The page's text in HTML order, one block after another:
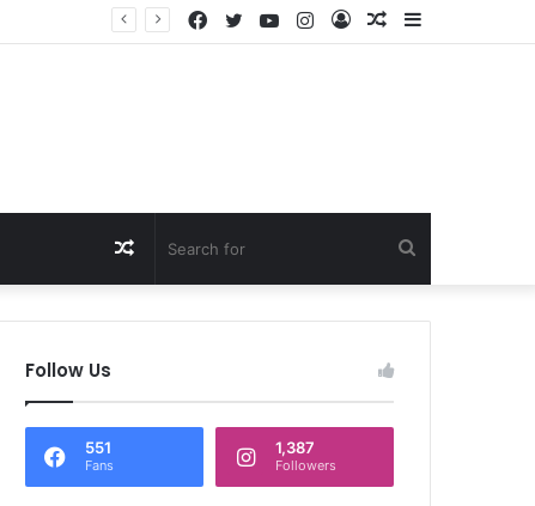
Sidebar
Random
Log
Instagram
YouTube
Twitter
Facebook
for
Random
Article
Follow Us
551
Fans
1,387
Followers